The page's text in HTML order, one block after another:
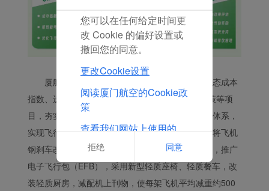
厦航精细制定飞行计划，开展灵活高度层、动态成本
指数、进离场距离优化、实施5%不可预期燃油政策等项
目，夯实预期节油成效；建立飞行全阶段油耗监控体系，
实现飞行全流程精细化管理；推进飞机减阻减重，将飞机
钢刹车改造为碳刹车，按照航班客座率加注饮用水，推广
电子飞行包（EFB），采用新型轻质座椅、轻质餐车，改
装轻质厨房，减配机上刊物，使每架飞机平均减重约500
您可以在任何给定时间更
改 Cookie 的偏好设置或
撤回您的同意。
更改Cookie设置
阅读厦门航空的Cookie政
策
查看我们网站上使用的
Cookie的完整列表
拒绝 同意